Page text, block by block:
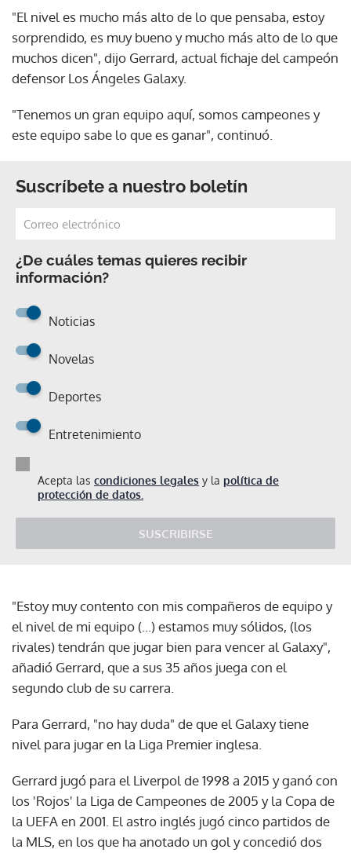
"El nivel es mucho más alto de lo que pensaba, estoy
sorprendido, es muy bueno y mucho más alto de lo que
muchos dicen", dijo Gerrard, actual fichaje del campeón
defensor Los Ángeles Galaxy.
"Tenemos un gran equipo aquí, somos campeones y
este equipo sabe lo que es ganar", continuó.
Suscríbete a nuestro boletín
¿De cuáles temas quieres recibir
información?
Noticias
Novelas
Deportes
Entretenimiento
Acepta las condiciones legales y la política de
protección de datos.
SUSCRIBIRSE
"Estoy muy contento con mis compañeros de equipo y
el nivel de mi equipo (...) estamos muy sólidos, (los
rivales) tendrán que jugar bien para vencer al Galaxy",
añadió Gerrard, que a sus 35 años juega con el
segundo club de su carrera.
Para Gerrard, "no hay duda" de que el Galaxy tiene
nivel para jugar en la Liga Premier inglesa.
Gerrard jugó para el Liverpol de 1998 a 2015 y ganó con
los 'Rojos' la Liga de Campeones de 2005 y la Copa de
la UEFA en 2001. El astro inglés jugó cinco partidos de
la MLS, en los que ha anotado un gol y concedió dos